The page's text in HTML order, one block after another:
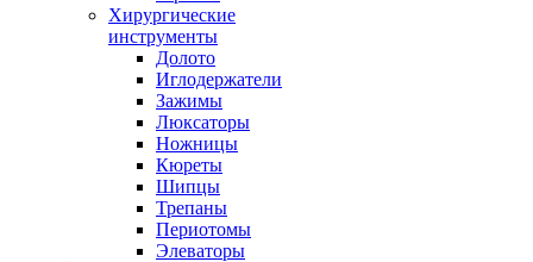
Хирургические
инструменты
Долото
Иглодержатели
Зажимы
Люксаторы
Ножницы
Кюреты
Шипцы
Трепаны
Периотомы
Элеваторы